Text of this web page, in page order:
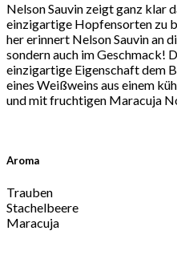
Nelson Sauvin zeigt ganz klar
einzigartige Hopfensorten zu
her erinnert Nelson Sauvin an
sondern auch im Geschmack!
einzigartige Eigenschaft dem
eines Weißweins aus einem
und mit fruchtigen Maracuja
Aroma
Trauben
Stachelbeere
Maracuja